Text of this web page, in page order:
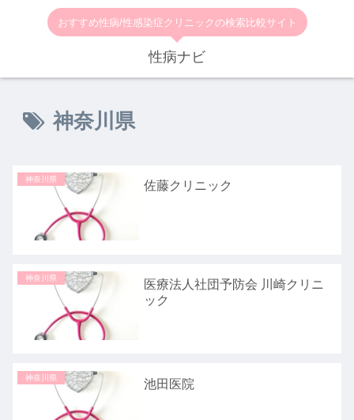
おすすめ性病/性感染症クリニックの検索比較サイト
性病ナビ
神奈川県
神奈川県 佐藤クリニック
神奈川県
医療法人社団予防会 川崎クリニ
ック
神奈川県 池田医院